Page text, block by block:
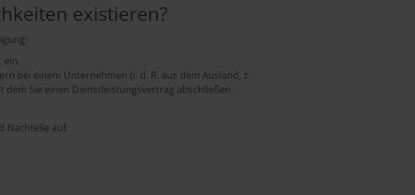
existieren?
ein.
bei einem Unternehmen (i. d. R. aus dem Ausland, z.
dem Sie einen Dienstleistungsvertrag abschließen.
Nachteile auf.